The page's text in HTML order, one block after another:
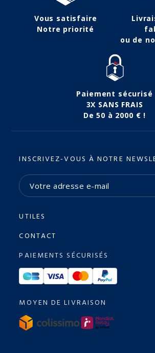
Vous satisfaire
Notre priorité
ou de
Paiement sécurisé
3X SANS FRAIS
De 50 à 2000 € !
INSCRIVEZ-VOUS À NOTRE
UTILES
CONTACT
PAIEMENTS SÉCURISÉS
MOYEN DE LIVRAISON